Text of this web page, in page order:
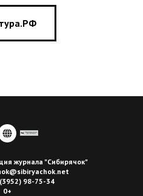
журнала "Сибирячок"
98-75-34
0+